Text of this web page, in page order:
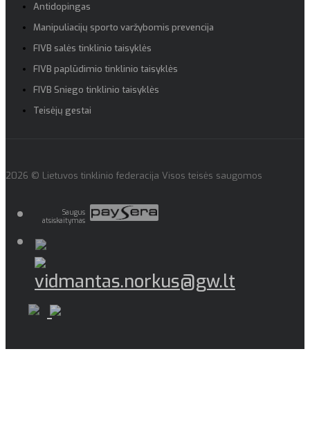
Antidopingas
Manipuliacijų sporto varžybomis prevencija
FIVB salės tinklinio taisyklės
FIVB paplūdimio tinklinio taisyklės
FIVB Sniego tinklinio taisyklės
Teisėjų gestai
2026 © Lietuvos tinklinio federacija Visos teisės saugomos
Saugus
atsiskaitymas